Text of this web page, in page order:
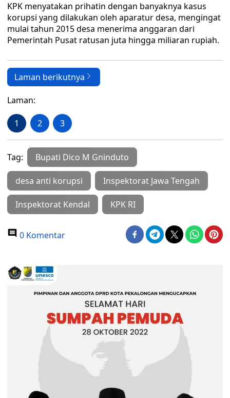
KPK menyatakan prihatin dengan banyaknya kasus
korupsi yang dilakukan oleh aparatur desa, mengingat
mulai tahun 2015 desa menerima anggaran dari
Pemerintah Pusat ratusan juta hingga miliaran rupiah.
Laman berikutnya
Laman:
1 2 3
Tag: Bupati Dico M Gninduto
desa anti korupsi Inspektorat Jawa Tengah
Inspektorat Kendal KPK RI
0 Komentar